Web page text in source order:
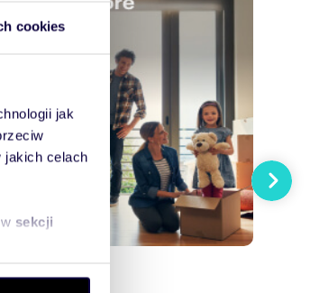
cookies
jak
jakich celach
sekcji